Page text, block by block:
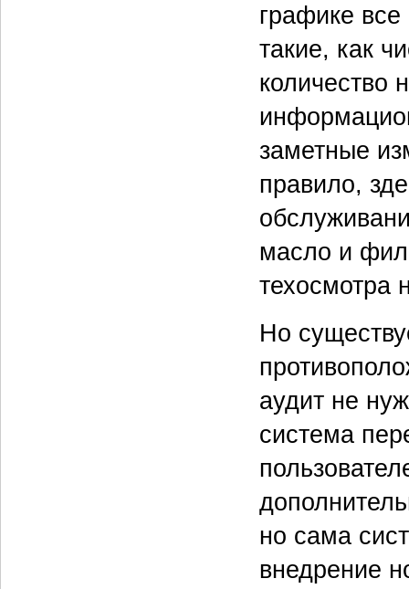
графике
такие, как
количество
заметные
правило,
масло и
техосмотра
Но
аудит не
система
но сама
внедрение